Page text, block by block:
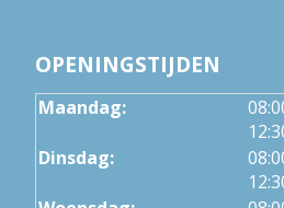
OPENINGSTIJDEN
Maandag:
Dinsdag: